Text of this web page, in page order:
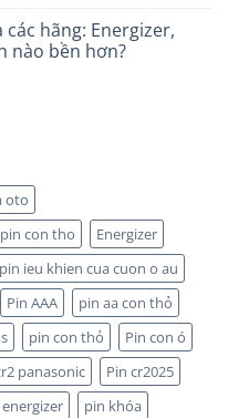
các hãng: Energizer,
nào bền hơn?
oto
con tho
Energizer
ieu khien cua cuon o au
Pin AAA
pin aa con thỏ
pin con thỏ
Pin con ó
panasonic
Pin cr2025
pin khóa